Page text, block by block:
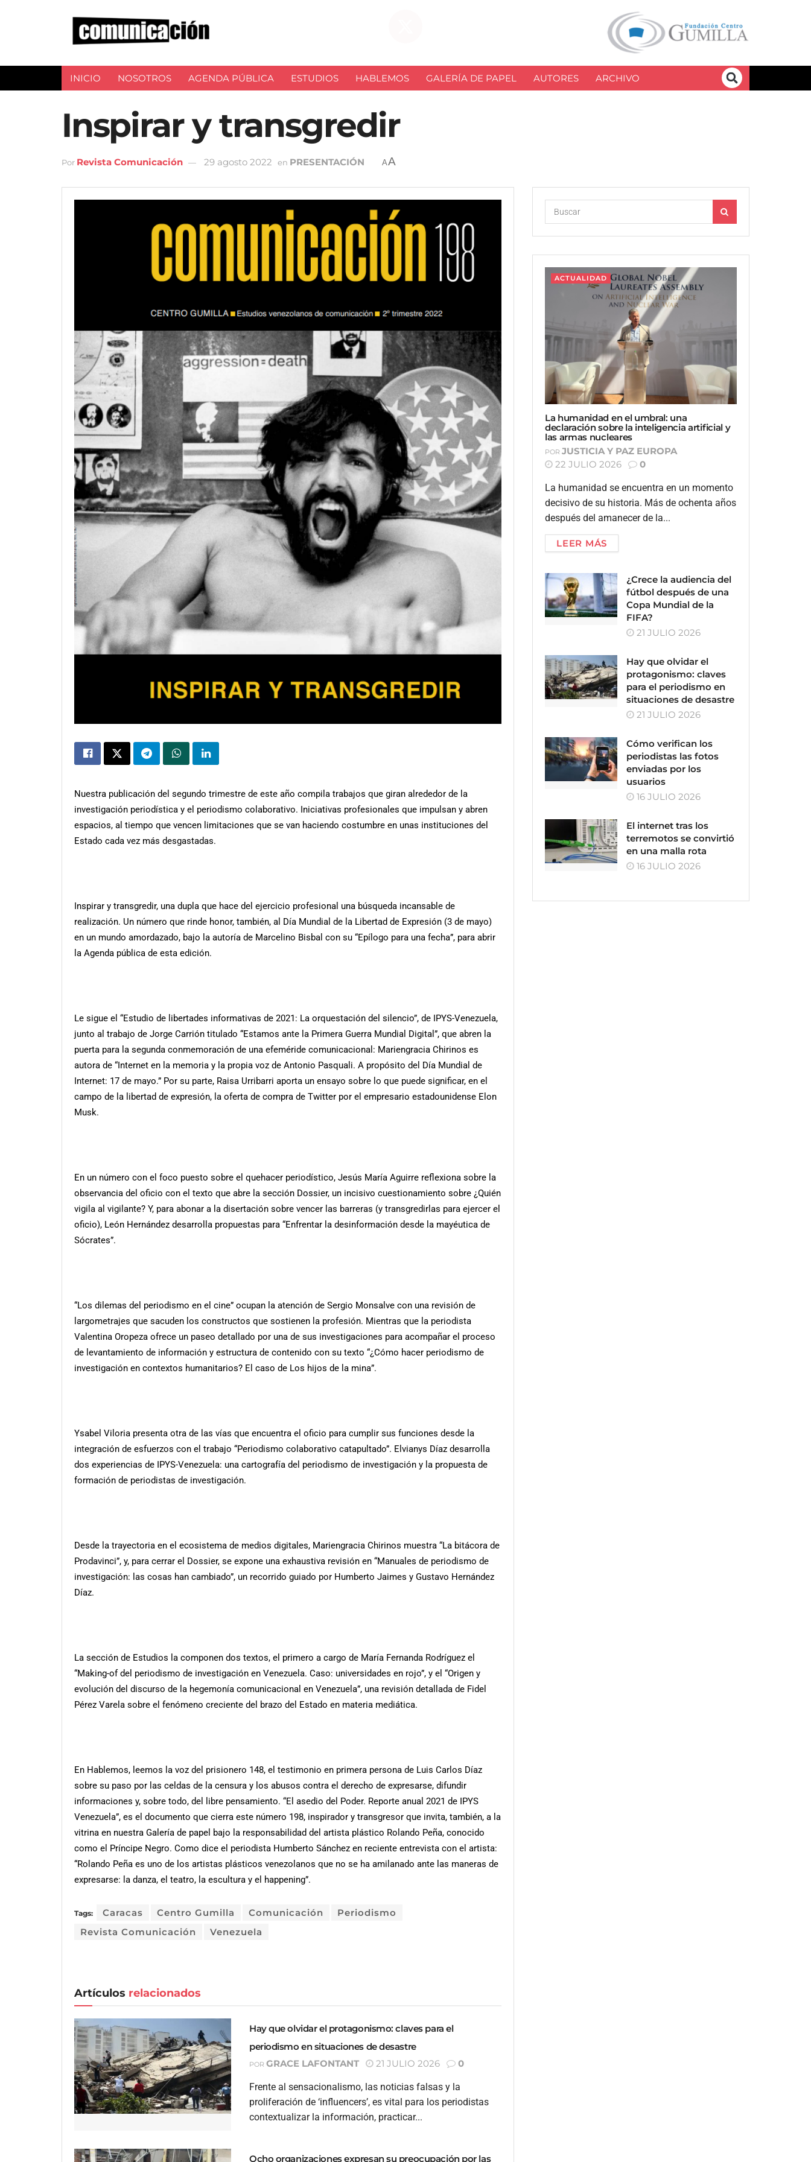
INICIO NOSOTROS AGENDA PÚBLICA ESTUDIOS HABLEMOS GALERÍA DE PAPEL AUTORES ARCHIVO
Inspirar y transgredir
Por Revista Comunicación 29 agosto 2022 en PRESENTACIÓN AA
Nuestra publicación del segundo trimestre de este año compila trabajos que giran alrededor de la
investigación periodística y el periodismo colaborativo. Iniciativas profesionales que impulsan y abren
espacios, al tiempo que vencen limitaciones que se van haciendo costumbre en unas instituciones del
Estado cada vez más desgastadas.
Inspirar y transgredir, una dupla que hace del ejercicio profesional una búsqueda incansable de
realización. Un número que rinde honor, también, al Día Mundial de la Libertad de Expresión (3 de mayo)
en un mundo amordazado, bajo la autoría de Marcelino Bisbal con su “Epílogo para una fecha”, para abrir
la Agenda pública de esta edición.
Le sigue el “Estudio de libertades informativas de 2021: La orquestación del silencio”, de IPYS-Venezuela,
junto al trabajo de Jorge Carrión titulado “Estamos ante la Primera Guerra Mundial Digital”, que abren la
puerta para la segunda conmemoración de una efeméride comunicacional: Mariengracia Chirinos es
autora de “Internet en la memoria y la propia voz de Antonio Pasquali. A propósito del Día Mundial de
Internet: 17 de mayo.” Por su parte, Raisa Urribarri aporta un ensayo sobre lo que puede significar, en el
campo de la libertad de expresión, la oferta de compra de Twitter por el empresario estadounidense Elon
Musk.
En un número con el foco puesto sobre el quehacer periodístico, Jesús María Aguirre reflexiona sobre la
observancia del oficio con el texto que abre la sección Dossier, un incisivo cuestionamiento sobre ¿Quién
vigila al vigilante? Y, para abonar a la disertación sobre vencer las barreras (y transgredirlas para ejercer el
oficio), León Hernández desarrolla propuestas para “Enfrentar la desinformación desde la mayéutica de
Sócrates”.
“Los dilemas del periodismo en el cine” ocupan la atención de Sergio Monsalve con una revisión de
largometrajes que sacuden los constructos que sostienen la profesión. Mientras que la periodista
Valentina Oropeza ofrece un paseo detallado por una de sus investigaciones para acompañar el proceso
de levantamiento de información y estructura de contenido con su texto “¿Cómo hacer periodismo de
investigación en contextos humanitarios? El caso de Los hijos de la mina”.
Ysabel Viloria presenta otra de las vías que encuentra el oficio para cumplir sus funciones desde la
integración de esfuerzos con el trabajo “Periodismo colaborativo catapultado”. Elvianys Díaz desarrolla
dos experiencias de IPYS-Venezuela: una cartografía del periodismo de investigación y la propuesta de
formación de periodistas de investigación.
Desde la trayectoria en el ecosistema de medios digitales, Mariengracia Chirinos muestra “La bitácora de
Prodavinci”, y, para cerrar el Dossier, se expone una exhaustiva revisión en “Manuales de periodismo de
investigación: las cosas han cambiado”, un recorrido guiado por Humberto Jaimes y Gustavo Hernández
Díaz.
La sección de Estudios la componen dos textos, el primero a cargo de María Fernanda Rodríguez el
“Making-of del periodismo de investigación en Venezuela. Caso: universidades en rojo”, y el “Origen y
evolución del discurso de la hegemonía comunicacional en Venezuela”, una revisión detallada de Fidel
Pérez Varela sobre el fenómeno creciente del brazo del Estado en materia mediática.
En Hablemos, leemos la voz del prisionero 148, el testimonio en primera persona de Luis Carlos Díaz
sobre su paso por las celdas de la censura y los abusos contra el derecho de expresarse, difundir
informaciones y, sobre todo, del libre pensamiento. “El asedio del Poder. Reporte anual 2021 de IPYS
Venezuela”, es el documento que cierra este número 198, inspirador y transgresor que invita, también, a la
vitrina en nuestra Galería de papel bajo la responsabilidad del artista plástico Rolando Peña, conocido
como el Príncipe Negro. Como dice el periodista Humberto Sánchez en reciente entrevista con el artista:
“Rolando Peña es uno de los artistas plásticos venezolanos que no se ha amilanado ante las maneras de
expresarse: la danza, el teatro, la escultura y el happening”.
Tags: Caracas Centro Gumilla Comunicación
Periodismo
Revista Comunicación
Venezuela
Artículos relacionados
Hay que olvidar el protagonismo: claves para el
periodismo en situaciones de desastre
POR GRACE LAFONTANT 21 JULIO 2026 0
Frente al sensacionalismo, las noticias falsas y la
proliferación de ‘influencers’, es vital para los periodistas
contextualizar la información, practicar...
Ocho organizaciones expresan su preocupación por las
ACTUALIDAD
La humanidad en el umbral: una
declaración sobre la inteligencia artificial y
las armas nucleares
POR JUSTICIA Y PAZ EUROPA
22 JULIO 2026
0
La humanidad se encuentra en un momento
decisivo de su historia. Más de ochenta años
después del amanecer de la...
LEER MÁS
¿Crece la audiencia del
fútbol después de una
Copa Mundial de la
FIFA?
21 JULIO 2026
Hay que olvidar el
protagonismo: claves
para el periodismo en
situaciones de desastre
21 JULIO 2026
Cómo verifican los
periodistas las fotos
enviadas por los
usuarios
16 JULIO 2026
El internet tras los
terremotos se convirtió
en una malla rota
16 JULIO 2026